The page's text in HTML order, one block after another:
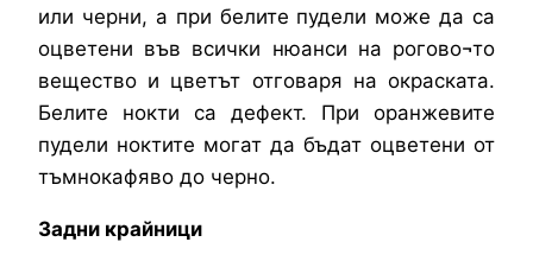
или черни, а при белите пудели може да са
оцветени във всички нюанси на рогово¬то
вещество и цветът отговаря на окраската.
Белите нокти са дефект. При оранжевите
пудели ноктите могат да бъдат оцветени от
тъмнокафяво до черно.
Задни крайници